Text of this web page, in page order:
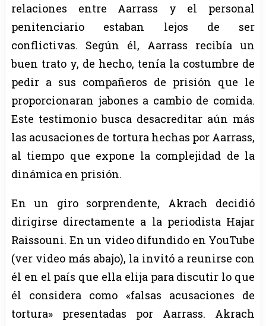
relaciones entre Aarrass y el personal
penitenciario estaban lejos de ser
conflictivas. Según él, Aarrass recibía un
buen trato y, de hecho, tenía la costumbre de
pedir a sus compañeros de prisión que le
proporcionaran jabones a cambio de comida.
Este testimonio busca desacreditar aún más
las acusaciones de tortura hechas por Aarrass,
al tiempo que expone la complejidad de la
dinámica en prisión.
En un giro sorprendente, Akrach decidió
dirigirse directamente a la periodista Hajar
Raissouni. En un video difundido en YouTube
(ver video más abajo), la invitó a reunirse con
él en el país que ella elija para discutir lo que
él considera como «falsas acusaciones de
tortura» presentadas por Aarrass. Akrach